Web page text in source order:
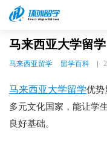
马来西亚大学留学
马来西亚留学 留学百科
马来西亚大学留学优势
多元文化国家，能让学
良好基础。